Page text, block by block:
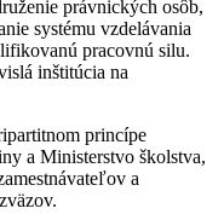
právnických osôb,
systému vzdelávania
pracovnú silu.
inštitúcia na
princípe
a Ministerstvo školstva,
a